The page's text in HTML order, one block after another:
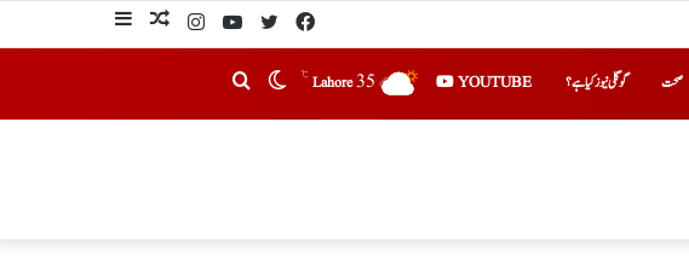
صحت گوگلی نیوز کیا ہے؟ YOUTUBE
Lahore35
℃